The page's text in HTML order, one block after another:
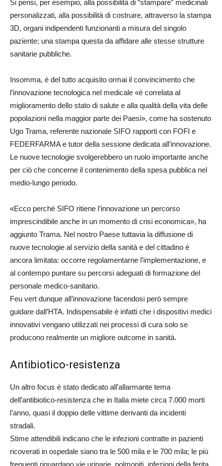
Si pensi, per esempio, alla possibilità di “stampare” medicinali
personalizzati, alla possibilità di costruire, attraverso la stampa
3D, organi indipendenti funzionanti a misura del singolo
paziente; una stampa questa da affidare alle stesse strutture
sanitarie pubbliche.
Insomma, è del tutto acquisito ormai il convincimento che
l’innovazione tecnologica nel medicale «è correlata al
miglioramento dello stato di salute e alla qualità della vita delle
popolazioni nella maggior parte dei Paesi», come ha sostenuto
Ugo Trama, referente nazionale SIFO rapporti con FOFI e
FEDERFARMA e tutor della sessione dedicata all’innovazione.
Le nuove tecnologie svolgerebbero un ruolo importante anche
per ciò che concerne il contenimento della spesa pubblica nel
medio-lungo periodo.
«Ecco perché SIFO ritiene l’innovazione un percorso
imprescindibile anche in un momento di crisi economica», ha
aggiunto Trama. Nel nostro Paese tuttavia la diffusione di
nuove tecnologie al servizio della sanità e del cittadino è
ancora limitata: occorre regolamentarne l’implementazione, e
al contempo puntare su percorsi adeguati di formazione del
personale medico-sanitario.
Feu vert dunque all’innovazione facendosi però sempre
guidare dall’HTA. Indispensabile è infatti che i dispositivi medici
innovativi vengano utilizzati nei processi di cura solo se
producono realmente un migliore outcome in sanità.
Antibiotico-resistenza
Un altro focus è stato dedicato all’allarmante tema
dell’antibiotico-resistenza che in Italia miete circa 7.000 morti
l’anno, quasi il doppio delle vittime derivanti da incidenti
stradali.
Stime attendibili indicano che le infezioni contratte in pazienti
ricoverati in ospedale siano tra le 500 mila e le 700 mila; le più